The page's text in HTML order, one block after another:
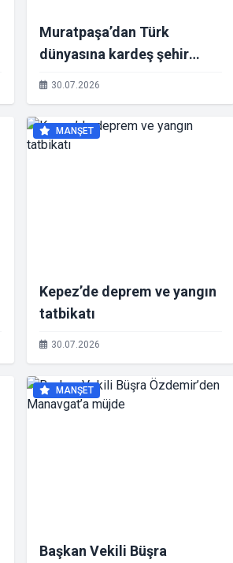
Muratpaşa’dan Türk
dünyasına kardeş şehir
adımı
30.07.2026
MANŞET
Kepez’de deprem ve yangın
tatbikatı
30.07.2026
MANŞET
Başkan Vekili Büşra